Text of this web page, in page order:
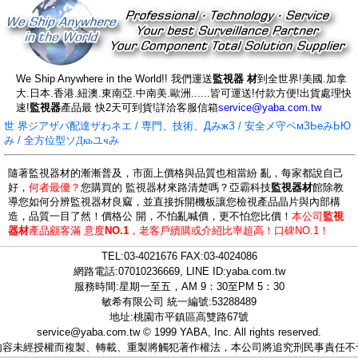
We Ship Anywhere in the World!! 我們運送監視器 材到全世界!美國.加拿
大.日本.香港.紐澳.東南亞.中南美.歐洲......皆可運送!付款方便!出貨處理快
速!監視器產品最 快2天可到貨!詳洽客服信箱service@yaba.com.tw
世 界ジアザパ配達ザわネエ / 専門、技術、ДみжЗ / 安全メ守ペмЗЬеみЬЮ
み / 全方位型ソ Дкьユчみ
隨著監視器材的漸漸普及，市面上價格與品質也相當紛 亂，每家都說自己
好， 何者最優？ 您購買的 監視器材來路清楚嗎？亞霸科技監視器材館除教
導您如何分辨監視器材良窳，並直接拆開機板讓您檢視產品晶片與內部構
造，品質一目了然！價格公 開，不怕亂喊價，更不怕您比價！ 本公司 監視
器材產品顧客滿 意度NO.1， 老客戶續購或介紹比率超高！口碑NO.1！
TEL:03-4021676FAX:03-4024086
網路電話:07010236669, LINE ID:yaba.com.tw
服務時間:星期一至五，AM 9：30至PM 5：30
敏希有限公司 統一編號:53288489
地址:桃園市平鎮區高雙路67號
service@yaba.com.tw© 1999 YABA, Inc. All rights reserved.
容未經授權而複製、轉載、重製將觸犯著作權法，本公司將追究刑民事責任不